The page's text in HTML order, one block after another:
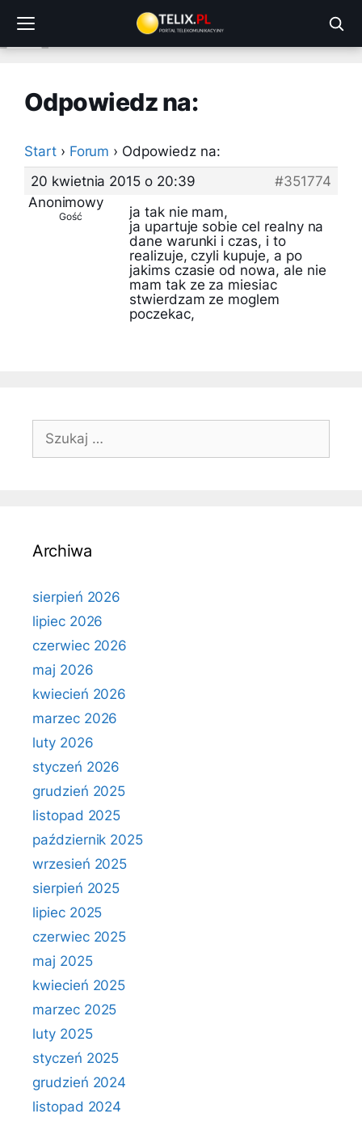
treści
Odpowiedz na:
Start › Forum › Odpowiedz na:
20 kwietnia 2015 o 20:39
#351774
Anonimowy
Gość
ja tak nie mam,
ja upartuje sobie cel realny na
dane warunki i czas, i to
realizuje, czyli kupuje, a po
jakims czasie od nowa, ale nie
mam tak ze za miesiac
stwierdzam ze moglem
poczekac,
Szukaj:
Archiwa
sierpień 2026
lipiec 2026
czerwiec 2026
maj 2026
kwiecień 2026
marzec 2026
luty 2026
styczeń 2026
grudzień 2025
listopad 2025
październik 2025
wrzesień 2025
sierpień 2025
lipiec 2025
czerwiec 2025
maj 2025
kwiecień 2025
marzec 2025
luty 2025
styczeń 2025
grudzień 2024
listopad 2024